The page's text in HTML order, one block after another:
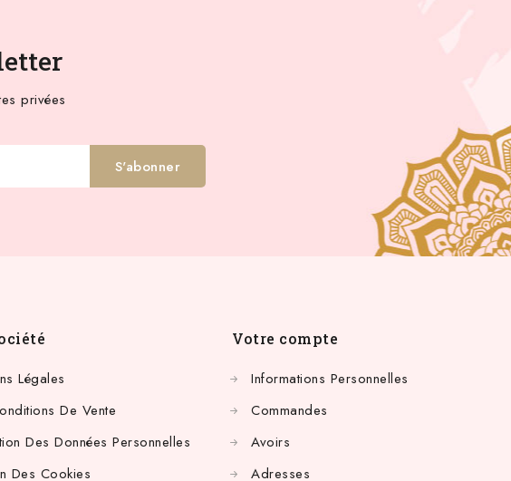
privées
Légales
De Vente
Des Données Personnelles
Des Cookies
Votre compte
Informations Personnelles
Commandes
Avoirs
Adresses